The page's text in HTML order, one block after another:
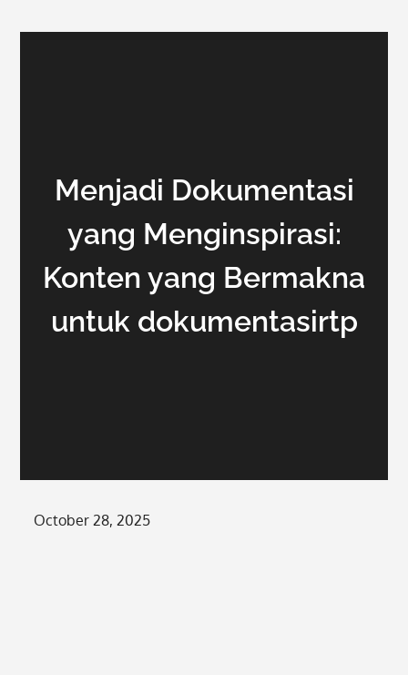
Menjadi Dokumentasi
yang Menginspirasi:
Konten yang Bermakna
untuk dokumentasirtp
Posted
October 28, 2025